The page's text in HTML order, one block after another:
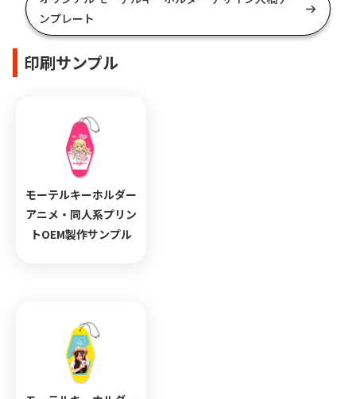
ンプレート
印刷サンプル
モーテルキーホルダー
アニメ・同人系プリン
トOEM製作サンプル